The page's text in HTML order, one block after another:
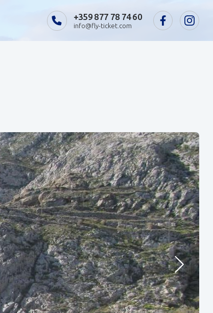
+359 877 78 74 60
info@fly-ticket.com